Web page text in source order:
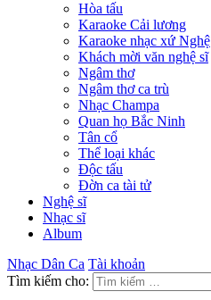
Hòa tấu
Karaoke Cải lương
Karaoke nhạc xứ Nghệ
Khách mời văn nghệ sĩ
Ngâm thơ
Ngâm thơ ca trù
Nhạc Champa
Quan họ Bắc Ninh
Tân cổ
Thể loại khác
Độc tấu
Đờn ca tài tử
Nghệ sĩ
Nhạc sĩ
Album
Nhạc Dân Ca Tài khoản
Tìm kiếm cho: